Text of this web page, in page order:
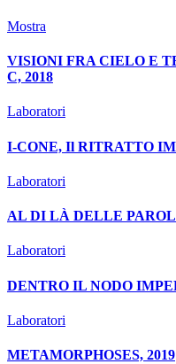
Mostra
VISIONI FRA CIELO E
C, 2018
Laboratori
I-CONE, Il RITRATTO
Laboratori
AL DI LÀ DELLE
Laboratori
DENTRO IL NODO
Laboratori
METAMORPHOSES, 2019